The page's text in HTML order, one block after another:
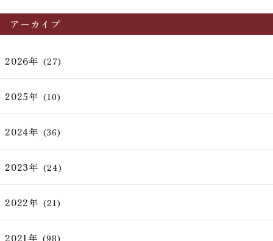
アーカイブ
2026年 (27)
2025年 (10)
2024年 (36)
2023年 (24)
2022年 (21)
2021年 (98)